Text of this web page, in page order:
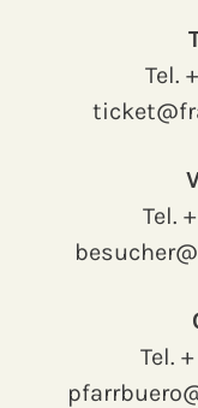
Tel.
Tel.
Tel.